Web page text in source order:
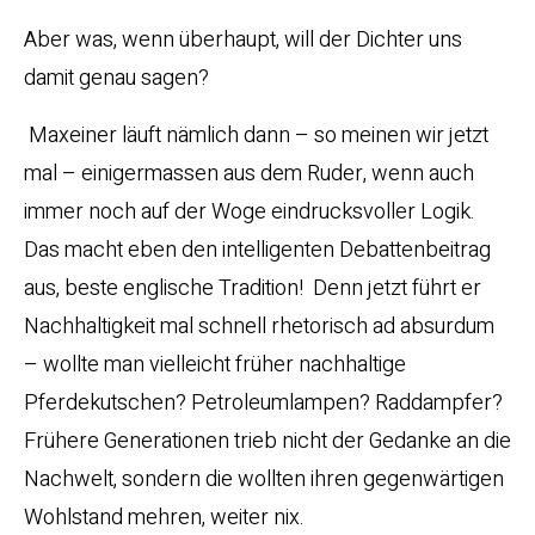
Aber was, wenn überhaupt, will der Dichter uns
damit genau sagen?
Maxeiner läuft nämlich dann – so meinen wir jetzt
mal – einigermassen aus dem Ruder, wenn auch
immer noch auf der Woge eindrucksvoller Logik.
Das macht eben den intelligenten Debattenbeitrag
aus, beste englische Tradition! Denn jetzt führt er
Nachhaltigkeit mal schnell rhetorisch ad absurdum
– wollte man vielleicht früher nachhaltige
Pferdekutschen? Petroleumlampen? Raddampfer?
Frühere Generationen trieb nicht der Gedanke an die
Nachwelt, sondern die wollten ihren gegenwärtigen
Wohlstand mehren, weiter nix.